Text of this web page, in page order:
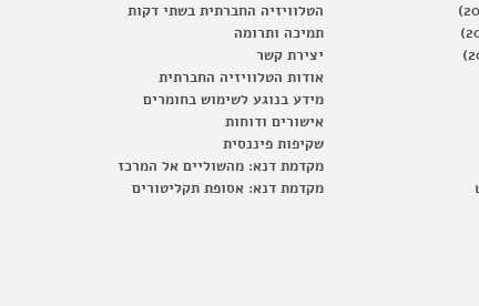
הטלוויזיה החברתית בשתי דקות
תמיכה ותרומה
יצירת קשר
אודות הטלוויזיה החברתית
מידע בנוגע לשימוש בחומרים
אישורים ודוחות
שקיפות פיננסית
מקדמת דנא: מהשוליים אל המרכז
מקדמת דנא: אסופת תקליטורים